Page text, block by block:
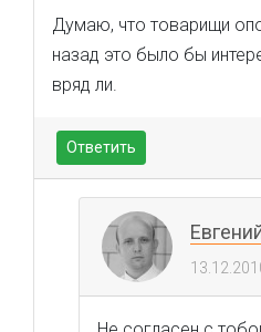
Думаю, что товарищи
назад это было бы
вряд ли.
Ответить